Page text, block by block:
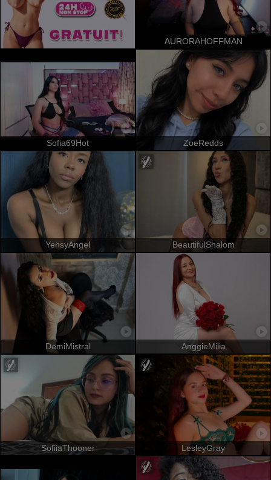
AURORAHOFFMAN
Sofia69Hot ZoeRedds
YensyAngel BeautifulShalom
DemiMistral AnggieMilia
SofiiaThooner LesleyGray